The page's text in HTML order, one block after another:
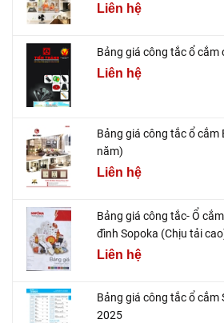
Liên hệ
Bảng giá công tắc ổ cắm
Liên hệ
Bảng giá công tắc ổ cắm
năm)
Liên hệ
Bảng giá công tắc- Ổ
đình Sopoka (Chịu tải
Liên hệ
Bảng giá công tắc ổ cắm
2025